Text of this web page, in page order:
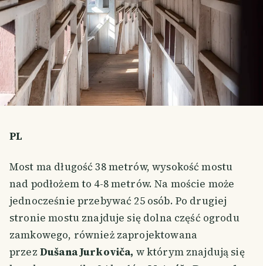
PL
Most ma długość 38 metrów, wysokość mostu
nad podłożem to 4-8 metrów. Na moście może
jednocześnie przebywać 25 osób. Po drugiej
stronie mostu znajduje się dolna część ogrodu
zamkowego, również zaprojektowana
przez Dušana Jurkoviča, w którym znajdują się